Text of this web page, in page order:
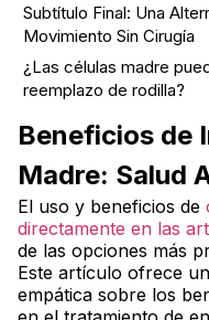
Subtítulo Final: Una
Movimiento Sin Cirugía
¿Las células madre
reemplazo de rodilla?
Beneficios de
Madre: Salud
El uso y beneficios de
directamente en las
de las opciones más
Este artículo ofrece
empática sobre los